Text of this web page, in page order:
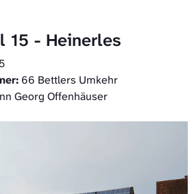
15 - Heinerles
66 Bettlers Umkehr
Georg Offenhäuser